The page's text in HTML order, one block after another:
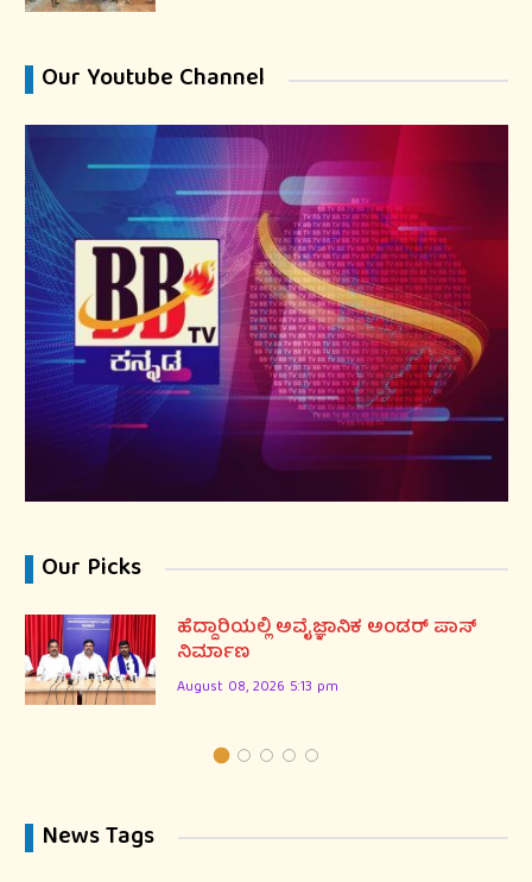
Our Youtube Channel
Our Picks
ಹೆದ್ದಾರಿಯಲ್ಲಿ ಅವೈಜ್ಞಾನಿಕ ಅಂಡರ್ ಪಾಸ್
ನಿರ್ಮಾಣ
August 08, 2026 5:13 pm
News Tags